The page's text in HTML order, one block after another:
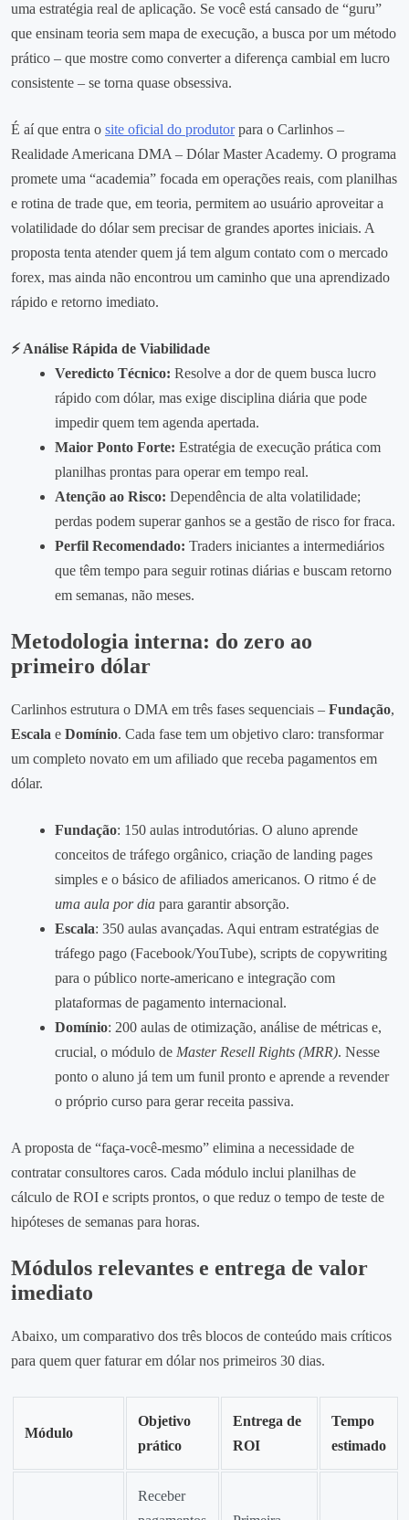
uma estratégia real de aplicação. Se você está cansado de “guru”
que ensinam teoria sem mapa de execução, a busca por um método
prático – que mostre como converter a diferença cambial em lucro
consistente – se torna quase obsessiva.
É aí que entra o site oficial do produtorpara o Carlinhos –
Realidade Americana DMA – Dólar Master Academy. O programa
promete uma “academia” focada em operações reais, com planilhas
e rotina de trade que, em teoria, permitem ao usuário aproveitar a
volatilidade do dólar sem precisar de grandes aportes iniciais. A
proposta tenta atender quem já tem algum contato com o mercado
forex, mas ainda não encontrou um caminho que una aprendizado
rápido e retorno imediato.
⚡ Análise Rápida de Viabilidade
Veredicto Técnico: Resolve a dor de quem busca lucro
rápido com dólar, mas exige disciplina diária que pode
impedir quem tem agenda apertada.
Maior Ponto Forte: Estratégia de execução prática com
planilhas prontas para operar em tempo real.
Atenção ao Risco: Dependência de alta volatilidade;
perdas podem superar ganhos se a gestão de risco for fraca.
Perfil Recomendado: Traders iniciantes a intermediários
que têm tempo para seguir rotinas diárias e buscam retorno
em semanas, não meses.
Metodologia interna: do zero ao
primeiro dólar
Carlinhos estrutura o DMA em três fases sequenciais – Fundação,
Escala e Domínio. Cada fase tem um objetivo claro: transformar
um completo novato em um afiliado que receba pagamentos em
dólar.
Fundação: 150 aulas introdutórias. O aluno aprende
conceitos de tráfego orgânico, criação de landing pages
simples e o básico de afiliados americanos. O ritmo é de
uma aula por dia para garantir absorção.
Escala: 350 aulas avançadas. Aqui entram estratégias de
tráfego pago (Facebook/YouTube), scripts de copywriting
para o público norte‑americano e integração com
plataformas de pagamento internacional.
Domínio: 200 aulas de otimização, análise de métricas e,
crucial, o módulo de Master Resell Rights (MRR). Nesse
ponto o aluno já tem um funil pronto e aprende a revender
o próprio curso para gerar receita passiva.
A proposta de “faça‑você‑mesmo” elimina a necessidade de
contratar consultores caros. Cada módulo inclui planilhas de
cálculo de ROI e scripts prontos, o que reduz o tempo de teste de
hipóteses de semanas para horas.
Módulos relevantes e entrega de valor
imediato
Abaixo, um comparativo dos três blocos de conteúdo mais críticos
para quem quer faturar em dólar nos primeiros 30 dias.
Módulo
Objetivo
prático
Entrega de
ROI
Tempo
estimado
Receber